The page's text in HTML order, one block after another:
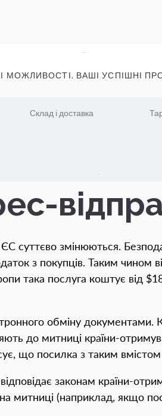
МОЖЛИВОСТІ. ВАШІ УСПІШНІ
Склад і доставка
суттєво змінюються.
з покупців. Таким чином
така послуга коштує від
обміну документами.
до митниці країни-
що посилка з таким
законам країни-
(наприклад, якщо